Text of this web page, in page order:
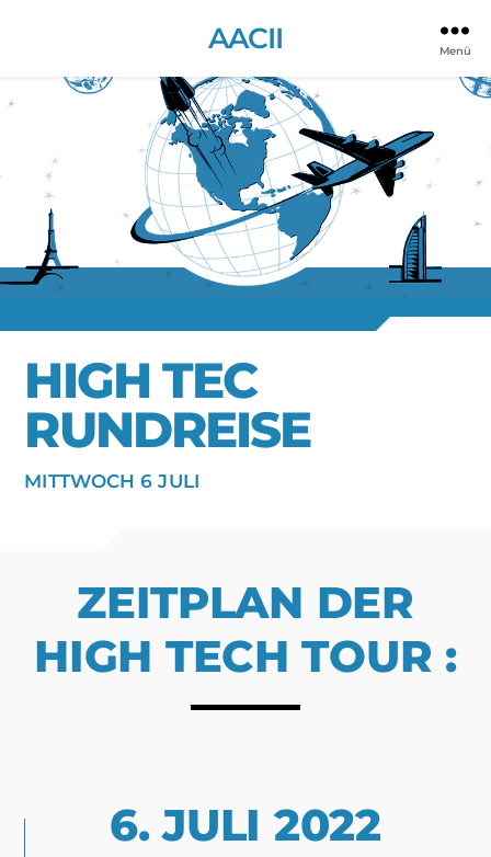
AACII Menü
HIGH TEC
RUNDREISE
MITTWOCH 6 JULI
ZEITPLAN DER
HIGH TECH TOUR :
6. JULI 2022